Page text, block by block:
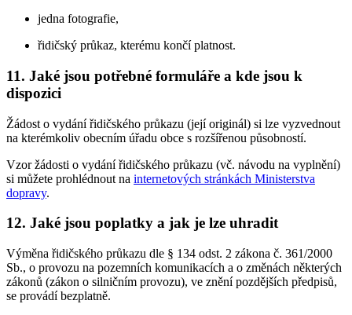
jedna fotografie,
řidičský průkaz, kterému končí platnost.
11. Jaké jsou potřebné formuláře a kde jsou k
dispozici
Žádost o vydání řidičského průkazu (její originál) si lze vyzvednout
na kterémkoliv obecním úřadu obce s rozšířenou působností.
Vzor žádosti o vydání řidičského průkazu (vč. návodu na vyplnění)
si můžete prohlédnout na internetových stránkách Ministerstva
dopravy.
12. Jaké jsou poplatky a jak je lze uhradit
Výměna řidičského průkazu dle § 134 odst. 2 zákona č. 361/2000
Sb., o provozu na pozemních komunikacích a o změnách některých
zákonů (zákon o silničním provozu), ve znění pozdějších předpisů,
se provádí bezplatně.